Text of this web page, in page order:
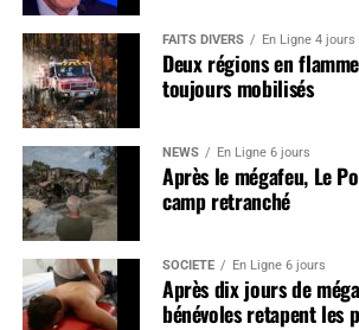
FAITS DIVERS En Ligne 4 jours
Deux régions en
toujours mobilisés
NEWS En Ligne 6 jours
Après le mégafeu, Le
camp retranché
SOCIÉTÉ En Ligne 6 jours
Après dix jours de
bénévoles retapent les